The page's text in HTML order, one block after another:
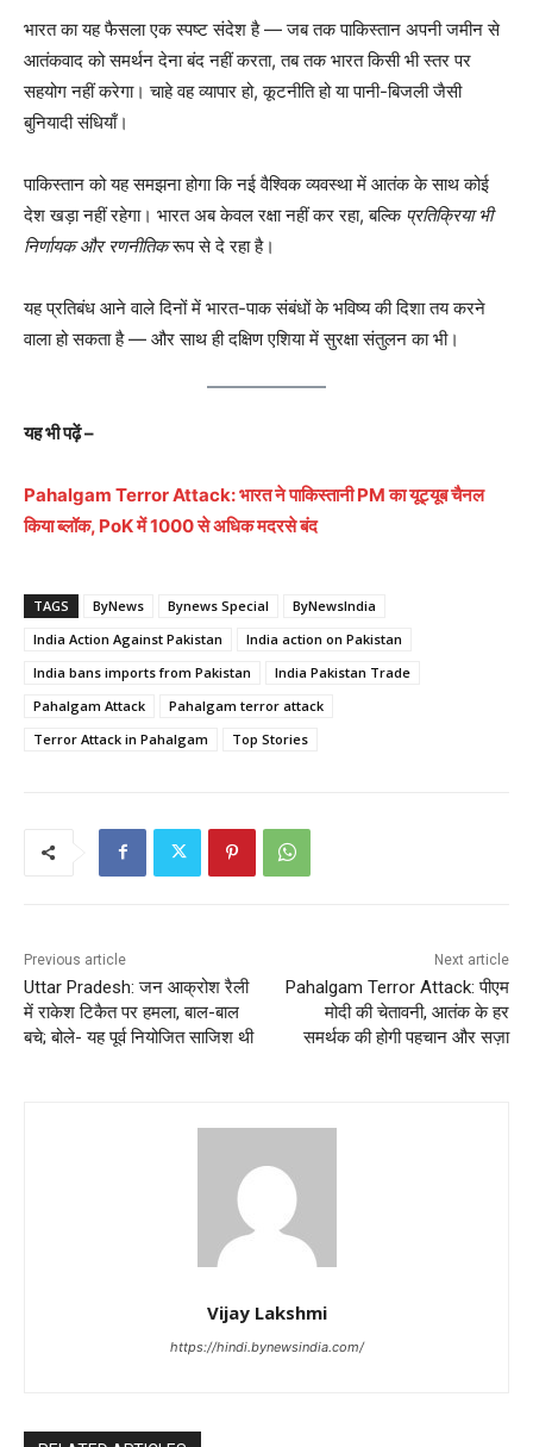
भारत का यह फैसला एक स्पष्ट संदेश है — जब तक पाकिस्तान अपनी जमीन से
आतंकवाद को समर्थन देना बंद नहीं करता, तब तक भारत किसी भी स्तर पर
सहयोग नहीं करेगा। चाहे वह व्यापार हो, कूटनीति हो या पानी-बिजली जैसी
बुनियादी संधियाँ।
पाकिस्तान को यह समझना होगा कि नई वैश्विक व्यवस्था में आतंक के साथ कोई
देश खड़ा नहीं रहेगा। भारत अब केवल रक्षा नहीं कर रहा, बल्कि प्रतिक्रिया भी
निर्णायक और रणनीतिकरूप से दे रहा है।
यह प्रतिबंध आने वाले दिनों में भारत-पाक संबंधों के भविष्य की दिशा तय करने
वाला हो सकता है — और साथ ही दक्षिण एशिया में सुरक्षा संतुलन का भी।
यह भी पढ़ें –
Pahalgam Terror Attack: भारत ने पाकिस्तानी PM का यूट्यूब चैनल
किया ब्लॉक, PoK में 1000 से अधिक मदरसे बंद
TAGS ByNews Bynews Special
ByNewsIndia
India Action Against Pakistan
India action on Pakistan
India bans imports from Pakistan
India Pakistan Trade
Pahalgam Attack
Pahalgam terror attack
Terror Attack in Pahalgam
Top Stories
Previous article
Uttar Pradesh: जन आक्रोश रैली
में राकेश टिकैत पर हमला, बाल-बाल
बचे; बोले- यह पूर्व नियोजित साजिश थी
Next article
Pahalgam Terror Attack: पीएम
मोदी की चेतावनी, आतंक के हर
समर्थक की होगी पहचान और सज़ा
Vijay Lakshmi
https://hindi.bynewsindia.com/